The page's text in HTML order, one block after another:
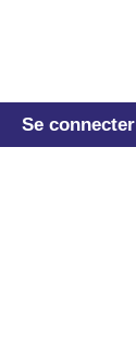
Se connecter